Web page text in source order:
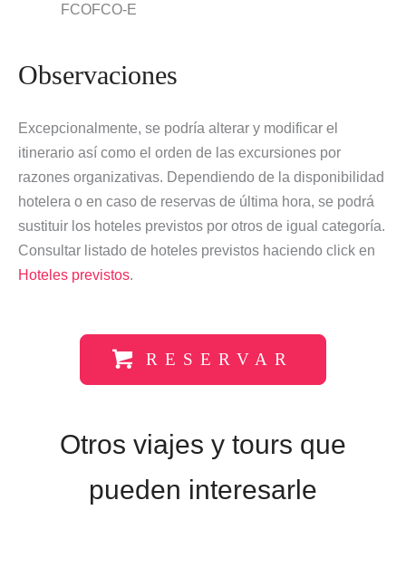
FCOFCO-E
Observaciones
Excepcionalmente, se podría alterar y modificar el
itinerario así como el orden de las excursiones por
razones organizativas. Dependiendo de la disponibilidad
hotelera o en caso de reservas de última hora, se podrá
sustituir los hoteles previstos por otros de igual categoría.
Consultar listado de hoteles previstos haciendo click en
Hoteles previstos.
RESERVAR
Otros viajes y tours que
pueden interesarle